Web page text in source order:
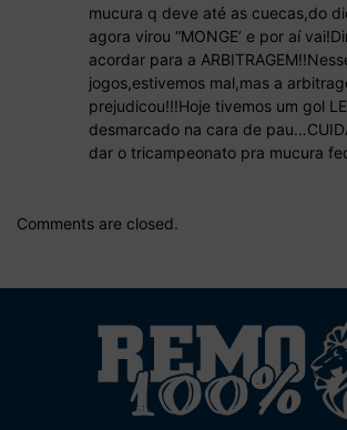
mucura q deve até as cuecas,do
agora virou “MONGE’ e por aí
acordar para a
jogos,estivemos mal,mas a
prejudicou!!!Hoje tivemos um gol
desmarcado na cara de
dar o tricampeonato pra mucura
Comments are closed.